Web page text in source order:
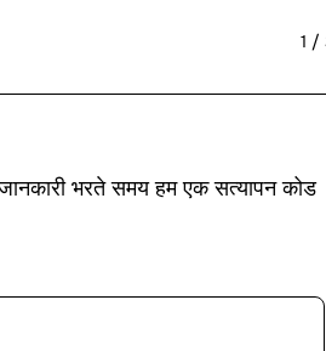
1 /
भरते समय हम एक सत्यापन कोड